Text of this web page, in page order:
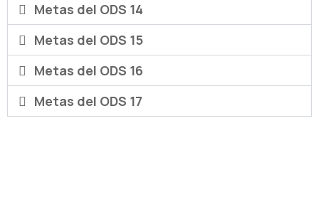
Metas del ODS 14
Metas del ODS 15
Metas del ODS 16
Metas del ODS 17